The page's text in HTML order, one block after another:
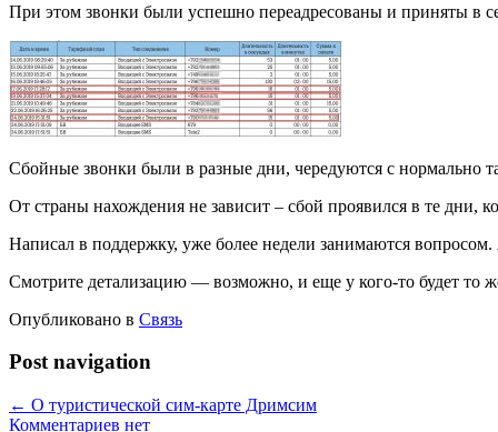
При этом звонки были успешно переадресованы и приняты в
Сбойные звонки были в разные дни, чередуются с нормально
От страны нахождения не зависит – сбой проявился в те дни,
Написал в поддержку, уже более недели занимаются
Смотрите детализацию — возможно, и еще у кого-то будет то
Опубликовано в Связь
Post navigation
← О туристической сим-карте Дримсим
Комментариев нет